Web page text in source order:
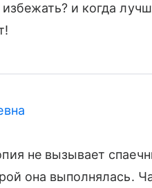
и когда
не вызывает
она выполнялась.